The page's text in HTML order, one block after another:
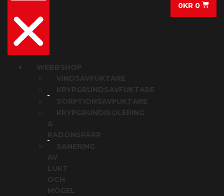
WEBBSHOP
VINDSAVFUKTARE
KRYPGRUNDSAVFUKTARE
SORPTIONSAVFUKTARE
KRYPGRUNDISOLERING
&
RADONSPÄRR
SANERING
AV
LUKT
OCH
MÖGEL
0KR 0